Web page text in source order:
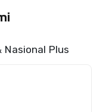
Nasional Plus